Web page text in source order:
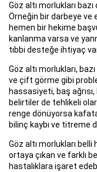
Göz altı morlukları
Örneğin bir darbeye ve
hemen bir hekime
kanlanma varsa ve
tıbbi desteğe ihtiyaç
Göz altı morlukları,
ve çift görme gibi
hassasiyeti, baş
belirtiler de tehlikeli
renge dönüyorsa
bilinç kaybı ve titreme
Göz altı morlukları
ortaya çıkan ve farklı
hastalıklara işaret